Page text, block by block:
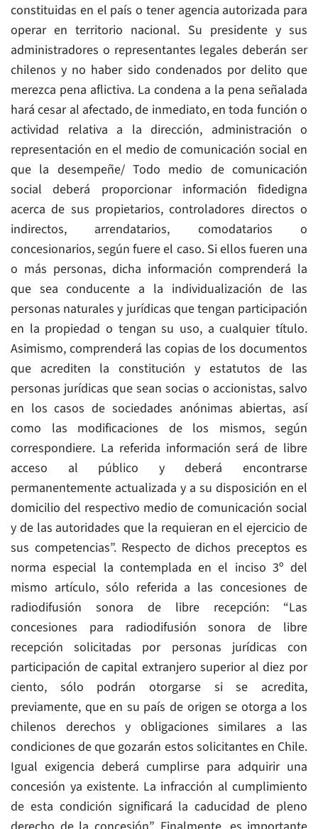
constituidas en el país o tener agencia autorizada para
operar en territorio nacional. Su presidente y sus
administradores o representantes legales deberán ser
chilenos y no haber sido condenados por delito que
merezca pena aflictiva. La condena a la pena señalada
hará cesar al afectado, de inmediato, en toda función o
actividad relativa a la dirección, administración o
representación en el medio de comunicación social en
que la desempeñe/ Todo medio de comunicación
social deberá proporcionar información fidedigna
acerca de sus propietarios, controladores directos o
indirectos, arrendatarios, comodatarios o
concesionarios, según fuere el caso. Si ellos fueren una
o más personas, dicha información comprenderá la
que sea conducente a la individualización de las
personas naturales y jurídicas que tengan participación
en la propiedad o tengan su uso, a cualquier título.
Asimismo, comprenderá las copias de los documentos
que acrediten la constitución y estatutos de las
personas jurídicas que sean socias o accionistas, salvo
en los casos de sociedades anónimas abiertas, así
como las modificaciones de los mismos, según
correspondiere. La referida información será de libre
acceso al público y deberá encontrarse
permanentemente actualizada y a su disposición en el
domicilio del respectivo medio de comunicación social
y de las autoridades que la requieran en el ejercicio de
sus competencias”. Respecto de dichos preceptos es
norma especial la contemplada en el inciso 3º del
mismo artículo, sólo referida a las concesiones de
radiodifusión sonora de libre recepción: “Las
concesiones para radiodifusión sonora de libre
recepción solicitadas por personas jurídicas con
participación de capital extranjero superior al diez por
ciento, sólo podrán otorgarse si se acredita,
previamente, que en su país de origen se otorga a los
chilenos derechos y obligaciones similares a las
condiciones de que gozarán estos solicitantes en Chile.
Igual exigencia deberá cumplirse para adquirir una
concesión ya existente. La infracción al cumplimiento
de esta condición significará la caducidad de pleno